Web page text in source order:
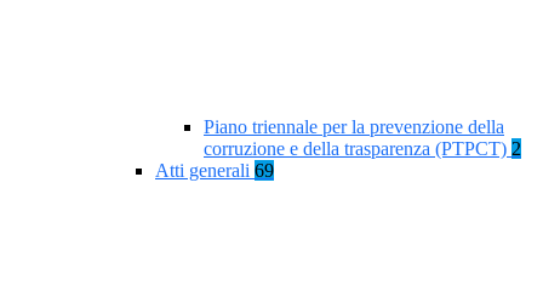
Piano triennale per la prevenzione della
corruzione e della trasparenza (PTPCT) 2
Atti generali 69